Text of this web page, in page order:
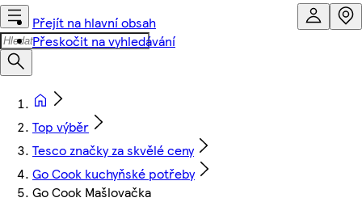
Přejít na hlavní obsah
Přeskočit na vyhledávání
Top výběr
Tesco značky za skvělé ceny
Go Cook kuchyňské potřeby
Go Cook Mašlovačka